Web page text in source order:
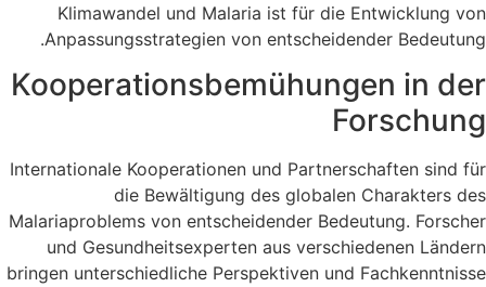
Klimawandel und Malaria ist für die Entwicklung von
Anpassungsstrategien von entscheidender Bedeutung.
Kooperationsbemühungen in der
Forschung
Internationale Kooperationen und Partnerschaften sind für
die Bewältigung des globalen Charakters des
Malariaproblems von entscheidender Bedeutung. Forscher
und Gesundheitsexperten aus verschiedenen Ländern
bringen unterschiedliche Perspektiven und Fachkenntnisse